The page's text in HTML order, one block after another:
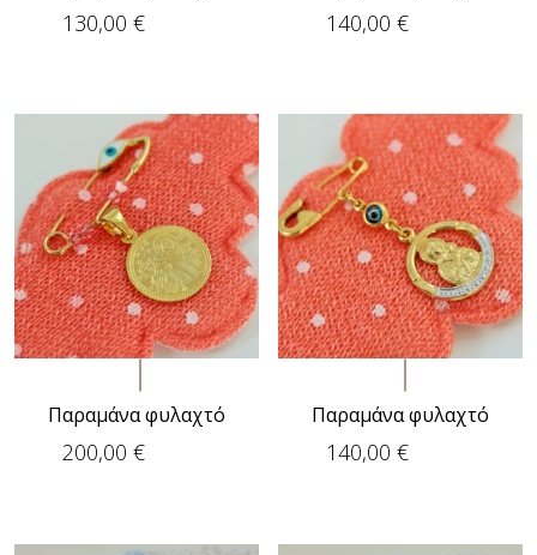
130,00 € 140,00€
Παραμάνα φυλαχτό
200,00 €
Παραμάνα φυλαχτό
140,00€